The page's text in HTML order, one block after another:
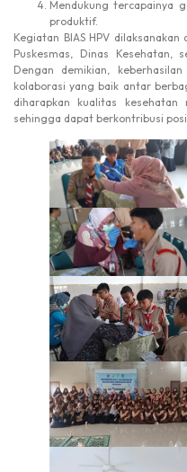
Mendukung tercapainya
produktif.
Kegiatan BIAS HPV
Puskesmas, Dinas
Dengan demikian,
kolaborasi yang baik antar
diharapkan kualitas
sehingga dapat berkontribusi